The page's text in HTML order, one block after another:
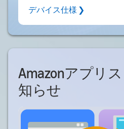
デバイス仕様 ❯
Amazonアプリ
知らせ